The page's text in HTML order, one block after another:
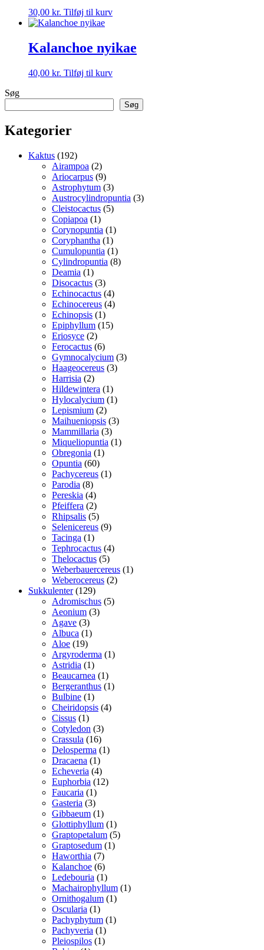
30,00 kr. Tilføj til kurv
Kalanchoe nyikae
40,00 kr. Tilføj til kurv
Søg
Søg
Kategorier
Kaktus 192192
varer
Airampoa 22
varer
Ariocarpus 99
varer
Astrophytum 33
varer
Austrocylindropuntia 33
Cleistocactus 55
Copiapoa 11
vare
Corynopuntia 11
vare
Coryphantha 11
vare
Cumulopuntia 11
vare
Cylindropuntia 88
Deamia 11
vare
Disocactus 33
varer
Echinocactus 44
varer
Echinocereus 44
Echinopsis 11
vare
Epiphyllum 1515
Eriosyce 22
varer
Ferocactus 66
varer
Gymnocalycium 33
Haageocereus 33
Harrisia 22
varer
Hildewintera 11
vare
Hylocalycium 11
Lepismium 22
varer
Maihueniopsis 33
Mammillaria 33
varer
Miqueliopuntia 11
Obregonia 11
Opuntia 6060
varer
Pachycereus 11
Parodia 88
varer
Pereskia 44
varer
Pfeiffera 22
varer
Rhipsalis 55
varer
Selenicereus 99
Tacinga 11
vare
Tephrocactus 44
Thelocactus 55
varer
Weberbauercereus 11
Weberocereus 22
Sukkulenter 129129
varer
Adromischus 55
Aeonium 33
Agave 33
varer
Albuca 11
Aloe 1919
varer
Argyroderma 11
Astridia 11
vare
Beaucarnea 11
vare
Bergeranthus 11
Bulbine 11
vare
Cheiridopsis 44
Cissus 11
vare
Cotyledon 33
varer
Crassula 1616
varer
Delosperma 11
Dracaena 11
vare
Echeveria 44
varer
Euphorbia 1212
Faucaria 11
vare
Gasteria 33
varer
Gibbaeum 11
vare
Glottiphyllum 11
vare
Graptopetalum 55
Graptosedum 11
Haworthia 77
varer
Kalanchoe 66
varer
Ledebouria 11
vare
Machairophyllum 11
Ornithogalum 11
Oscularia 11
vare
Pachyphytum 11
Pachyveria 11
vare
Pleiospilos 11